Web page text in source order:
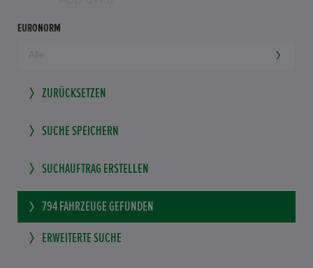
EURONORM
ZURÜCKSETZEN
SUCHE SPEICHERN
SUCHAUFTRAG ERSTELLEN
794 FAHRZEUGE GEFUNDEN
ERWEITERTE SUCHE